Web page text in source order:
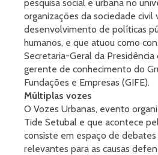
pesquisa social e urbana no
organizações da sociedade civil
desenvolvimento de políticas
humanos, e que atuou como
Secretaria-Geral da Presidência
gerente de conhecimento do
Fundações e Empresas (GIFE).
Múltiplas vozes
O Vozes Urbanas, evento
Tide Setubal e que acontece
consiste em espaço de
relevantes para as causas